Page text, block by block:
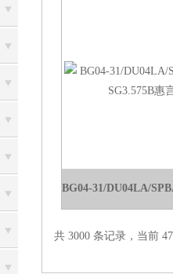
共 3000 条记录，当前